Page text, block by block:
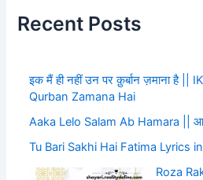
Recent Posts
इक मैं ही नहीं उन पर क़ुर्बान ज़माना है
Qurban Zamana Hai
Aaka Lelo Salam Ab Hamara ||
Tu Bari Sakhi Hai Fatima Lyrics
Roza